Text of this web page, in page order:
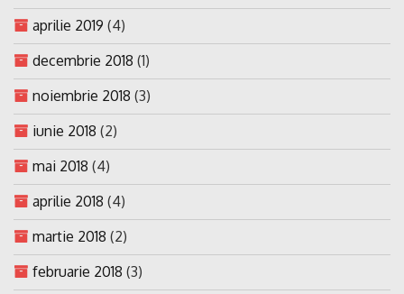
aprilie 2019 (4)
decembrie 2018 (1)
noiembrie 2018 (3)
iunie 2018 (2)
mai 2018 (4)
aprilie 2018 (4)
martie 2018 (2)
februarie 2018 (3)